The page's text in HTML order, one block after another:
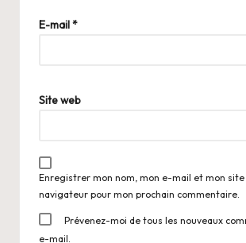
E-mail*
Site web
Enregistrer mon nom, mon e-mail et mon site
navigateur pour mon prochain commentaire.
Prévenez-moi de tous les nouveaux
e-mail.